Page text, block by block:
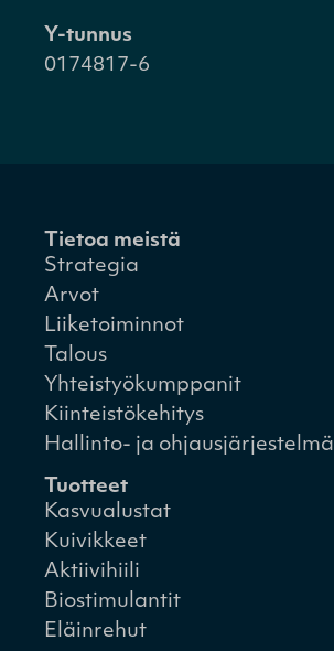
Y-tunnus
0174817-6
Tietoa meistä
Strategia
Arvot
Liiketoiminnot
Talous
Yhteistyökumppanit
Kiinteistökehitys
Hallinto- ja ohjausjärjestelmä
Tuotteet
Kasvualustat
Kuivikkeet
Aktiivihiili
Biostimulantit
Eläinrehut